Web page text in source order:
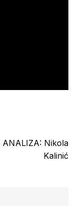
ANALIZA: Nikola
Kalinić